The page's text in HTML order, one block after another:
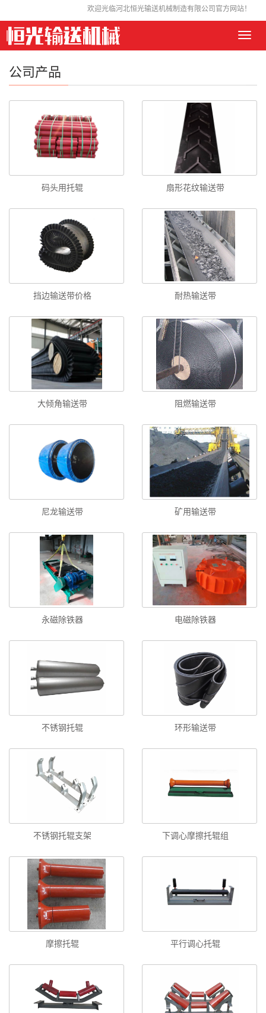
欢迎光临河北恒光输送机械制造有限公司官方网站！
公司产品
码头用托辊 扇形花纹输送带
挡边输送带价格 耐热输送带
大倾角输送带 阻燃输送带
尼龙输送带 矿用输送带
永磁除铁器 电磁除铁器
不锈钢托辊 环形输送带
不锈钢托辊支架 下调心摩擦托辊组
摩擦托辊 平行调心托辊